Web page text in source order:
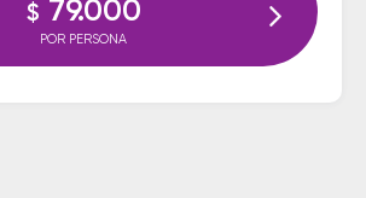
$ 79.000
POR PERSONA